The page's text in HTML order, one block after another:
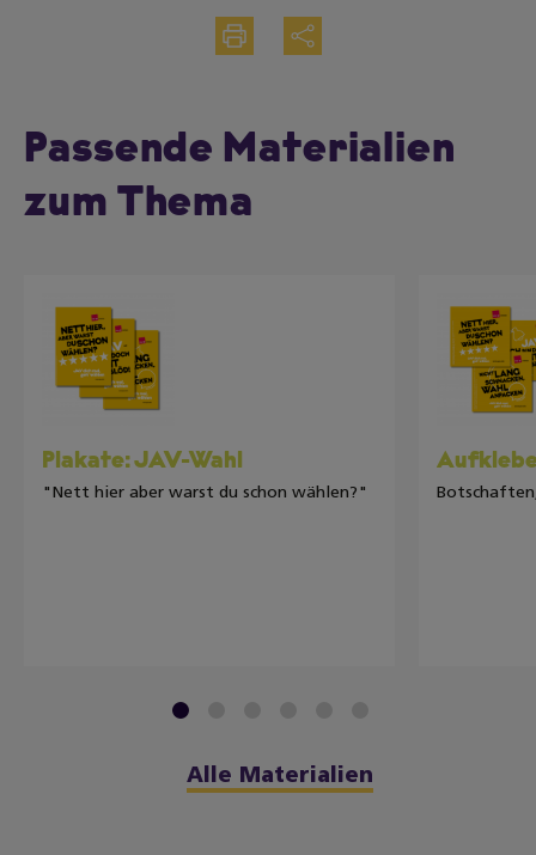
DruckenTeilen
Passende Materialien
zum Thema
Plakate: JAV-Wahl
"Nett hier aber warst du schon wählen?"
1
Alle Materialien